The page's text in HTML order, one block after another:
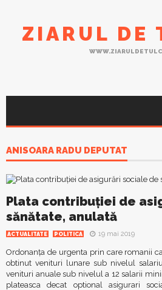
ZIARUL DE
ANISOARA RADU DEPUTAT
Plata contribuţiei de
sănătate, anulată
ACTUALITATE POLITICA 19 mai 2019
Ordonanța de urgenta prin care romanii
obtinut venituri lunare sub nivelul
venituri anuale sub nivelul a 12 salarii
plateasca decat optional asigurari